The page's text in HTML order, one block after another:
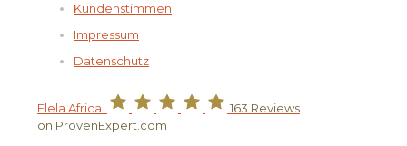
Kundenstimmen
Impressum
Datenschutz
Elela Africa 163 Reviews
on ProvenExpert.com